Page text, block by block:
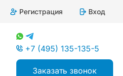
Регистрация Вход
+7 (495) 135-135-5
Заказать звонок